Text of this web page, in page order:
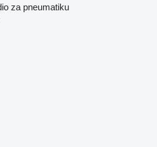
za pneumatiku